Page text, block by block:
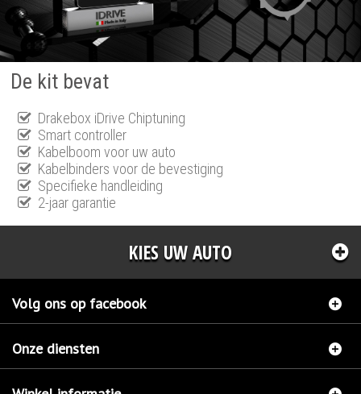
De kit bevat
Drakebox iDrive Chiptuning
Smart controller
Kabelboom voor uw auto
Kabelbinders voor de bevestiging
Specifieke handleiding
2-jaar garantie
KIES UW AUTO
Volg ons op facebook
Onze diensten